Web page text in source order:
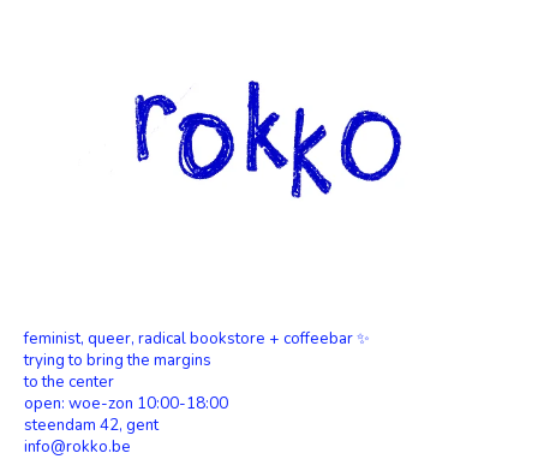
feminist, queer, radical bookstore + coffeebar ✨
trying to bring the margins
to the center
open: woe-zon 10:00-18:00
steendam 42, gent
info@rokko.be